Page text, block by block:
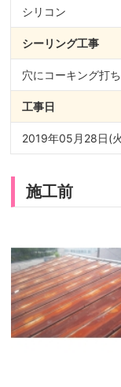
シリコン
シーリング工事
穴にコーキング打ち
工事日
2019年05月28日(
施工前